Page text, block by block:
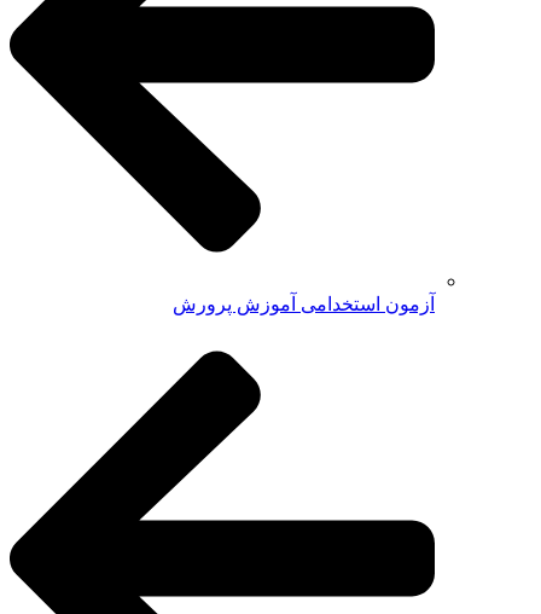
آزمون استخدامی آموزش پرورش